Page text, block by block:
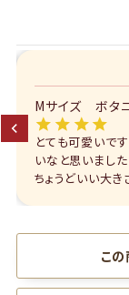
Mサイズ ボタ
とても可愛いで
いなと思いまし
ちょうどいい大
こ